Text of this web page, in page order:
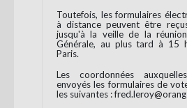
Toutefois, les formulaires
à distance peuvent être
jusqu'à la veille de la
Générale, au plus tard à 15
Paris.
Les coordonnées
envoyés les formulaires de
les suivantes :